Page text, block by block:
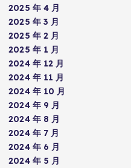
2025 年 4 月
2025 年 3 月
2025 年 2 月
2025 年 1 月
2024 年 12 月
2024 年 11 月
2024 年 10 月
2024 年 9 月
2024 年 8 月
2024 年 7 月
2024 年 6 月
2024 年 5 月